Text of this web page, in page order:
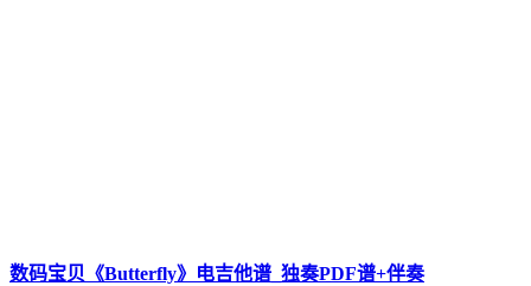
数码宝贝《Butterfly》电吉他谱_独奏PDF谱+伴奏